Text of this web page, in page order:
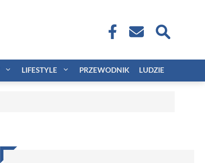
LIFESTYLE PRZEWODNIK LUDZIE